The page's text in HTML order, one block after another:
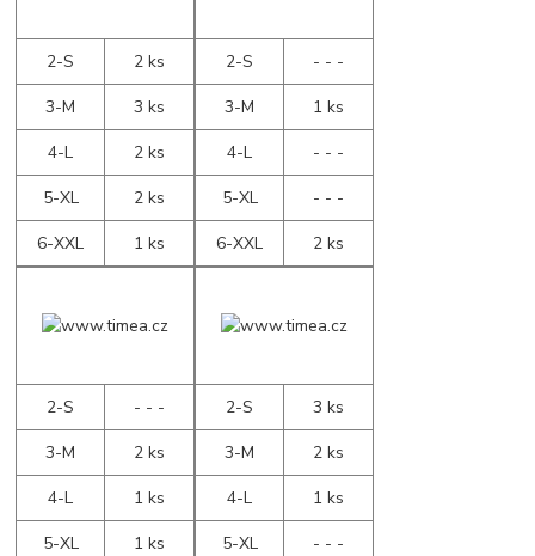
2-S
2 ks
3-M
3 ks
4-L
2 ks
5-XL
2 ks
6-XXL
1 ks
2-S
- - -
3-M
1 ks
4-L
- - -
5-XL
- - -
6-XXL
2 ks
2-S
- - -
3-M
2 ks
4-L
1 ks
5-XL
1 ks
2-S
3 ks
3-M
2 ks
4-L
1 ks
5-XL
- - -